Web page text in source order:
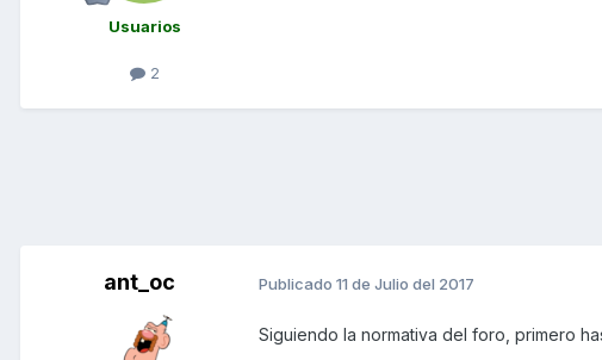
Usuarios
2
ant_oc Publicado 11 de Julio del 2017
Siguiendo la normativa del foro, primero